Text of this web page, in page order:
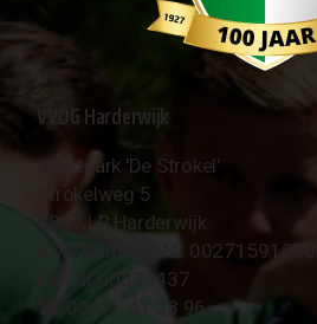
VVOG Harderwijk
Sportpark 'De Strokel'
Strokelweg 5
3847 LR Harderwijk
BTW Nummer NL 002715910B01
KvK Nr 40094437
☎︎ 0341 - 41 28 96